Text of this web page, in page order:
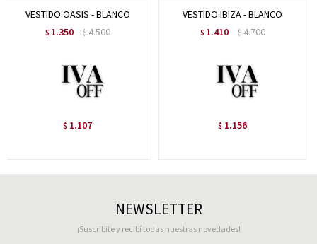
VESTIDO OASIS - BLANCO
$ 1.350 $4.500
$ 1.107
VESTIDO IBIZA - BLANCO
$ 1.410 $4.700
$ 1.156
NEWSLETTER
¡Suscribite y recibí todas nuestras novedades!